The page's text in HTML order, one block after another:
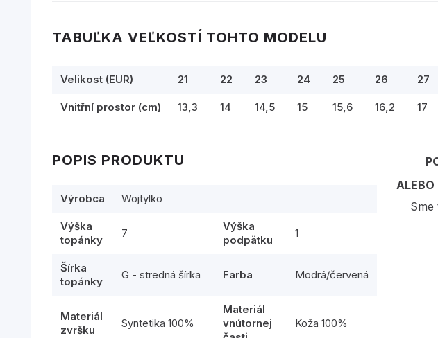
TABUĽKA VEĽKOSTÍ TOHTO MODELU
Velikost (EUR) 21 22 23 24 25 26 27
Vnitřní prostor (cm) 13,3 14 14,5 15 15,6 16,2 17
POPIS PRODUKTU
Výrobca Wojtylko
Výška
topánky
7
Výška
podpätku
1
Šírka
topánky
G - stredná šírka Farba Modrá/červená
Materiál
zvršku
Syntetika 100%
Materiál
vnútornej
Koža 100%
ALEBO
Sme